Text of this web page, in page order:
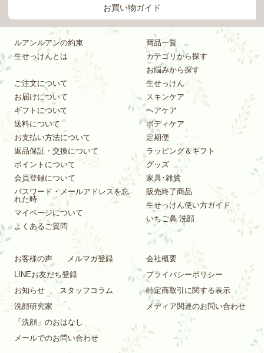
お買い物ガイド
ルアンルアンの約束
生せっけんとは
ご注文について
お届けについて
ギフトについて
送料について
お支払い方法について
返品保証・交換について
ポイントについて
会員登録について
パスワード・メールアドレスを忘
れた時
マイページについて
よくあるご質問
商品一覧
カテゴリから探す
お悩みから探す
生せっけん
スキンケア
ヘアケア
ボディケア
定期便
ラッピング＆ギフト
グッズ
家具･雑貨
販売終了商品
生せっけん使い方ガイド
いちご鼻 洗顔
お客様の声
メルマガ登録
LINEお友だち登録
お知らせ
スタッフコラム
洗顔研究家
「洗顔」のおはなし
メールでのお問い合わせ
会社概要
プライバシーポリシー
特定商取引に関する表示
メディア関連のお問い合わせ